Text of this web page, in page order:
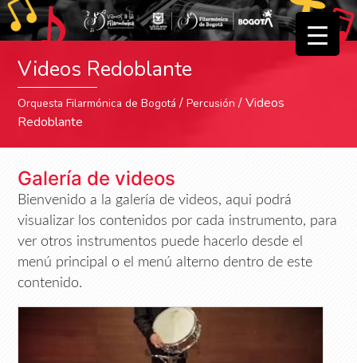
Videos Redoblante
Orquesta Filarmónica de Bogotá /Percusión / Videos
Redoblante
Galería de videos
Bienvenido a la galería de videos, aqui podrá
visualizar los contenidos por cada instrumento, para
ver otros instrumentos puede hacerlo desde el
menú principal o el menú alterno dentro de este
contenido.